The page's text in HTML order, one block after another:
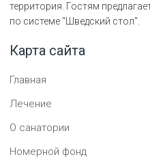
территория. Гостям
по системе "Шведский стол".
Карта сайта
Главная
Лечение
О санатории
Номерной фонд